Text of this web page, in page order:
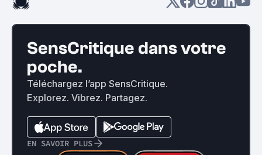
SensCritique dans votre
poche.
Téléchargez l’app SensCritique.
Explorez. Vibrez. Partagez.
EN SAVOIR PLUS